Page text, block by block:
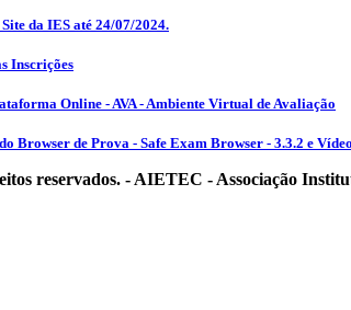
da IES até 24/07/2024.
Inscrições
Online - AVA - Ambiente Virtual de Avaliação
Browser de Prova - Safe Exam Browser - 3.3.2 e
reservados. - AIETEC - Associação